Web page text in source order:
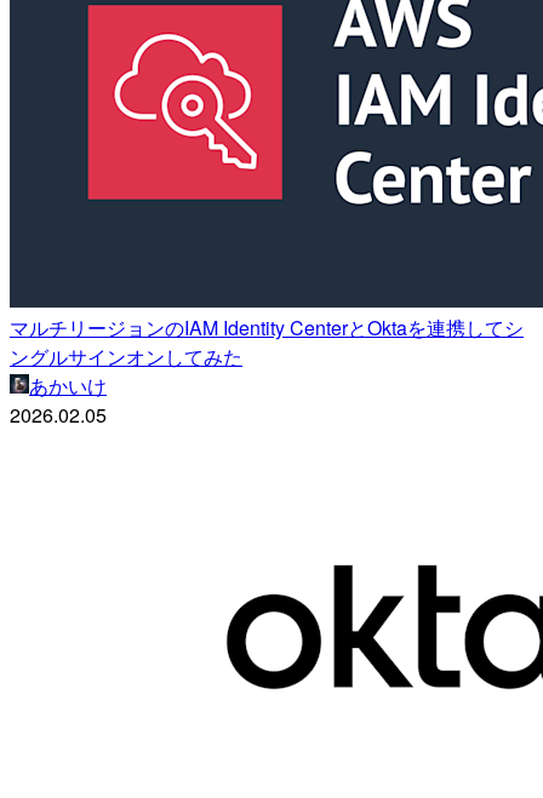
マルチリージョンのIAM Identity CenterとOktaを連携してシ
ングルサインオンしてみた
あかいけ
2026.02.05